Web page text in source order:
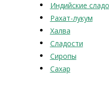
Индийские
Рахат-лукум
Халва
Сладости
Сиропы
Сахар